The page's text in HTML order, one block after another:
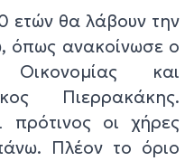
ετών θα λάβουν την
όπως ανακοίνωσε ο
Οικονομίας και
Πιερρακάκης.
πρότινος οι χήρες
Πλέον το όριο